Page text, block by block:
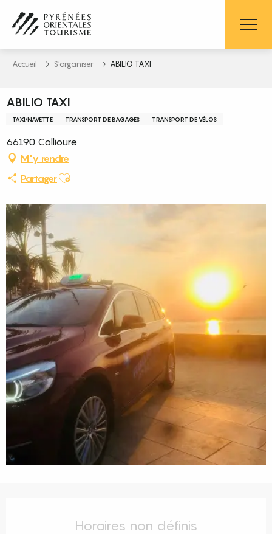
contenu
principal
Accueil S’organiser ABILIO TAXI
ABILIO TAXI
TAXI/NAVETTE TRANSPORT DE BAGAGES TRANSPORT DE VÉLOS
66190 Collioure
M'y rendre
PartagerAjouter aux favoris
Horaires non définis